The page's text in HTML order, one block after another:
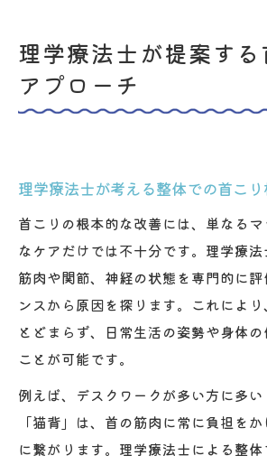
理学療法士が提案す
アプローチ
理学療法士が考える整体での首こ
首こりの根本的な改善には、単なる
なケアだけでは不十分です。理学療
筋肉や関節、神経の状態を専門的に
ンスから原因を探ります。これによ
とどまらず、日常生活の姿勢や身体
ことが可能です。
例えば、デスクワークが多い方に多
「猫背」は、首の筋肉に常に負担を
に繋がります。理学療法士による整